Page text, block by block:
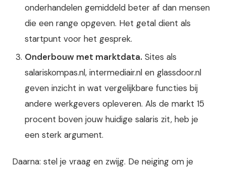
onderhandelen gemiddeld beter af dan mensen
die een range opgeven. Het getal dient als
startpunt voor het gesprek.
Onderbouw met marktdata. Sites als
salariskompas.nl, intermediair.nl en glassdoor.nl
geven inzicht in wat vergelijkbare functies bij
andere werkgevers opleveren. Als de markt 15
procent boven jouw huidige salaris zit, heb je
een sterk argument.
Daarna: stel je vraag en zwijg. De neiging om je